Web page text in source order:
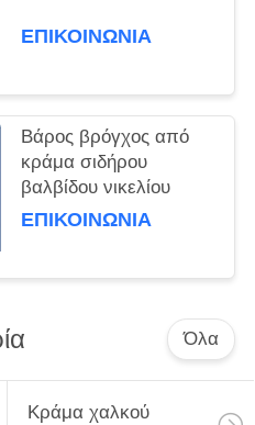
ΕΠΙΚΟΙΝΩΝΊΑ
Βάρος βρόγχος από
κράμα σιδήρου
βαλβίδου νικελίου
ΕΠΙΚΟΙΝΩΝΊΑ
Όλα
Κράμα χαλκού